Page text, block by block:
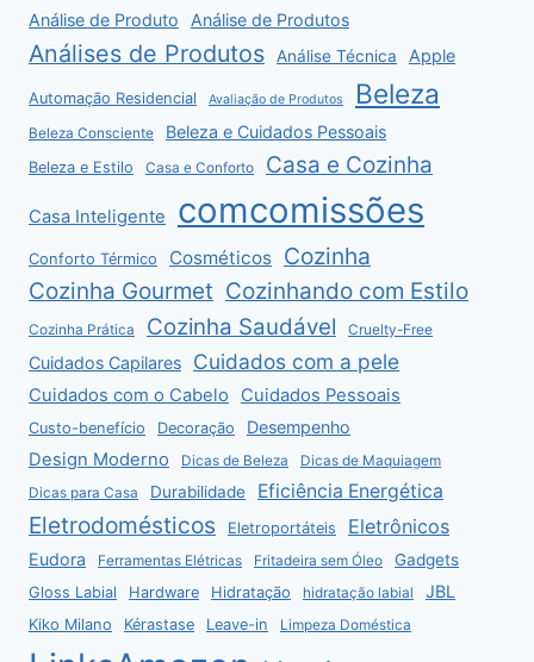
Análise de Produto
Análise de Produtos
Análises de Produtos Análise Técnica Apple
Automação Residencial Avaliação de Produtos Beleza
Beleza Consciente Beleza e Cuidados Pessoais
Beleza e Estilo Casa e Conforto Casa e Cozinha
Casa Inteligente comcomissões
Conforto Térmico Cosméticos Cozinha
Cozinha Gourmet Cozinhando com Estilo
Cozinha Prática Cozinha Saudável Cruelty-Free
Cuidados Capilares Cuidados com a pele
Cuidados com o Cabelo Cuidados Pessoais
Custo-benefício Decoração Desempenho
Design Moderno Dicas de Beleza
Dicas de Maquiagem
Dicas para Casa
Durabilidade Eficiência Energética
Eletrodomésticos Eletroportáteis Eletrônicos
Eudora Ferramentas Elétricas Fritadeira sem Óleo Gadgets
Gloss Labial Hardware Hidratação hidratação labial JBL
Kiko Milano Kérastase Leave-in Limpeza Doméstica